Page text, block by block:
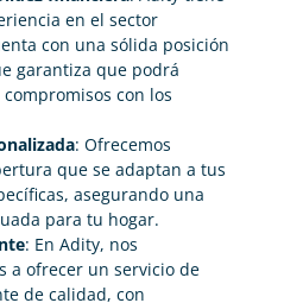
en el sector
con una sólida posición
garantiza que podrá
con los
: Ofrecemos
que se adaptan a tus
asegurando una
para tu hogar.
: En Adity, nos
a ofrecer un servicio de
de calidad, con